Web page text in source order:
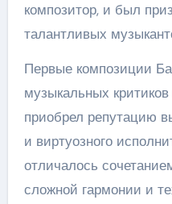
композитор, и был
талантливых
Первые композиции
музыкальных
приобрел репутацию
и виртуозного
отличалось
сложной гармонии и